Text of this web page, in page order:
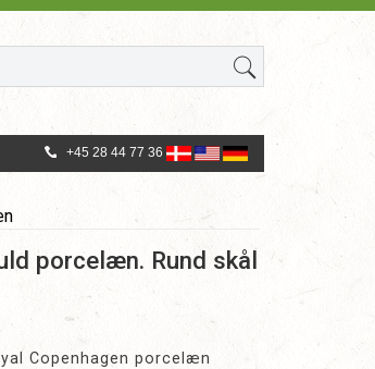
+45 28 44 77 36
porcelæn. Rund skål
Copenhagen porcelæn